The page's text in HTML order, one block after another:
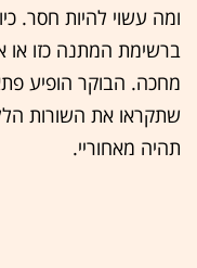
ומה עשוי להיות חסר.
ברשימת המתנה כזו או
מחכה. הבוקר הופיע
שתקראו את השורות
תהיה מאחוריי.